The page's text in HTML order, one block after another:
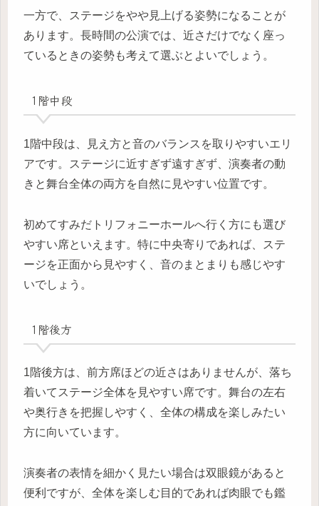
一方で、ステージをやや見上げる姿勢になることが
あります。長時間の公演では、近さだけでなく座っ
ているときの姿勢も考えて選ぶとよいでしょう。
1階中段
1階中段は、見え方と音のバランスを取りやすいエリ
アです。ステージに近すぎず遠すぎず、演奏者の動
きと舞台全体の両方を自然に見やすい位置です。
初めてすみだトリフォニーホールへ行く方にも選び
やすい席といえます。特に中央寄りであれば、ステ
ージを正面から見やすく、音のまとまりも感じやす
いでしょう。
1階後方
1階後方は、前方席ほどの近さはありませんが、落ち
着いてステージ全体を見やすい席です。舞台の左右
や奥行きを把握しやすく、全体の構成を楽しみたい
方に向いています。
演奏者の表情を細かく見たい場合は双眼鏡があると
便利ですが、全体を楽しむ目的であれば肉眼でも鑑